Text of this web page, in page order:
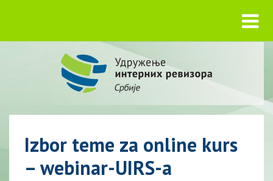
Izbor teme za online kurs
– webinar-UIRS-a